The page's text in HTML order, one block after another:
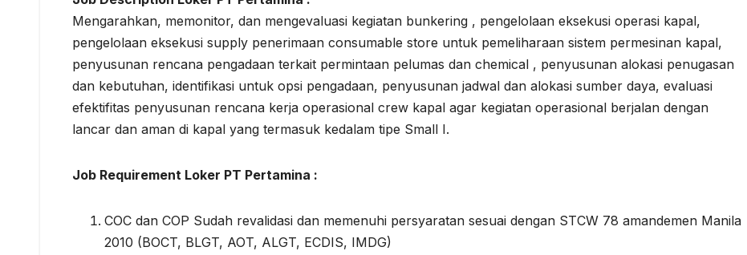
Mengarahkan, memonitor, dan mengevaluasi kegiatan bunkering , pengelolaan eksekusi operasi kapal,
pengelolaan eksekusi supply penerimaan consumable store untuk pemeliharaan sistem permesinan kapal,
penyusunan rencana pengadaan terkait permintaan pelumas dan chemical , penyusunan alokasi penugasan
dan kebutuhan, identifikasi untuk opsi pengadaan, penyusunan jadwal dan alokasi sumber daya, evaluasi
efektifitas penyusunan rencana kerja operasional crew kapal agar kegiatan operasional berjalan dengan
lancar dan aman di kapal yang termasuk kedalam tipe Small I.
Job Requirement Loker PT Pertamina :
COC dan COP Sudah revalidasi dan memenuhi persyaratan sesuai dengan STCW 78 amandemen Manila
2010 (BOCT, BLGT, AOT, ALGT, ECDIS, IMDG)